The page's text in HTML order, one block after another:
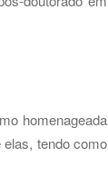
homenageada
tendo como